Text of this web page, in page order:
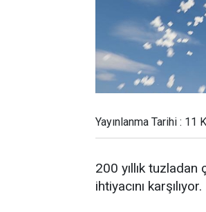
Yayınlanma Tarihi : 11
200 yıllık
ihtiyacını karşılıyor.